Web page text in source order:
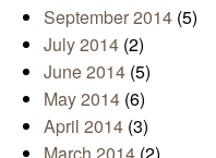
September 2014 (5)
July 2014 (2)
June 2014 (5)
May 2014 (6)
April 2014 (3)